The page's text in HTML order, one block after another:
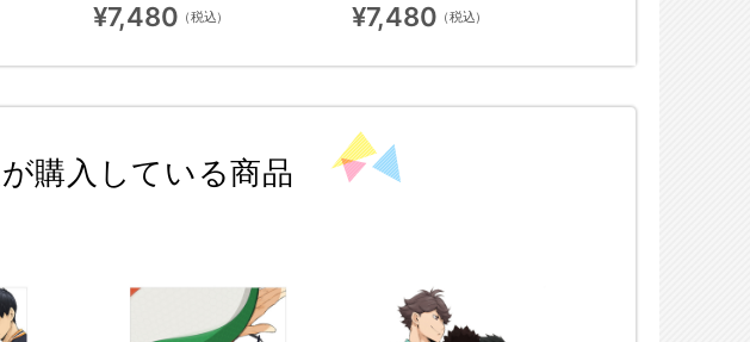
¥7,480 （税込） ¥7,480 （税込）
購入している商品